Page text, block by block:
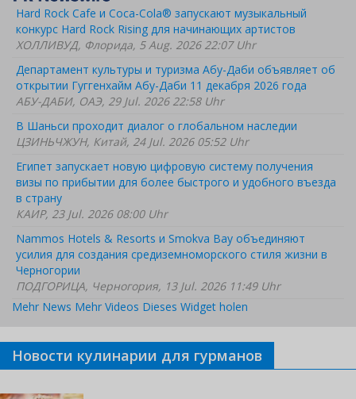
Hard Rock Cafe и Coca-Cola® запускают музыкальный
конкурс Hard Rock Rising для начинающих артистов
ХОЛЛИВУД, Флорида, 5 Aug. 2026 22:07 Uhr
Департамент культуры и туризма Абу-Даби объявляет об
открытии Гуггенхайм Абу-Даби 11 декабря 2026 года
АБУ-ДАБИ, ОАЭ, 29 Jul. 2026 22:58 Uhr
В Шаньси проходит диалог о глобальном наследии
ЦЗИНЬЧЖУН, Китай, 24 Jul. 2026 05:52 Uhr
Египет запускает новую цифровую систему получения
визы по прибытии для более быстрого и удобного въезда
в страну
КАИР, 23 Jul. 2026 08:00 Uhr
Nammos Hotels & Resorts и Smokva Bay объединяют
усилия для создания средиземноморского стиля жизни в
Черногории
ПОДГОРИЦА, Черногория, 13 Jul. 2026 11:49 Uhr
Mehr News Mehr Videos Dieses Widget holen
Новости кулинарии для гурманов